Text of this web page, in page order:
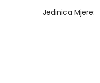
Jedinica Mjere